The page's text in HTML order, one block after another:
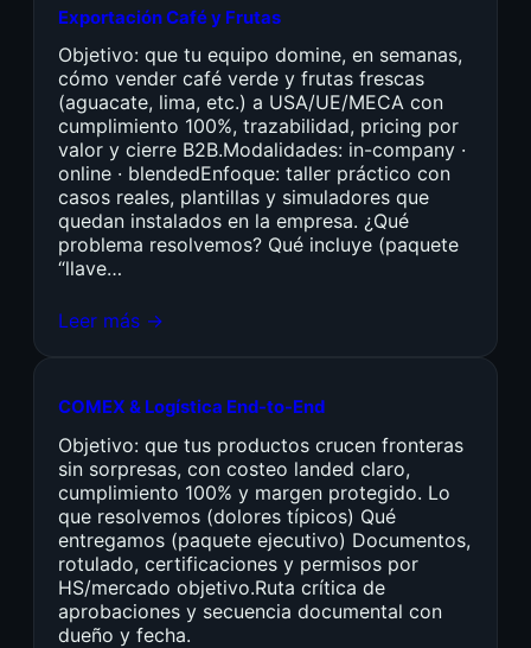
Exportación Café y Frutas
Objetivo: que tu equipo domine, en semanas,
cómo vender café verde y frutas frescas
(aguacate, lima, etc.) a USA/UE/MECA con
cumplimiento 100%, trazabilidad, pricing por
valor y cierre B2B.Modalidades: in-company ·
online · blendedEnfoque: taller práctico con
casos reales, plantillas y simuladores que
quedan instalados en la empresa. ¿Qué
problema resolvemos? Qué incluye (paquete
“llave…
Leer más →
COMEX & Logística End-to-End
Objetivo: que tus productos crucen fronteras
sin sorpresas, con costeo landed claro,
cumplimiento 100% y margen protegido. Lo
que resolvemos (dolores típicos) Qué
entregamos (paquete ejecutivo) Documentos,
rotulado, certificaciones y permisos por
HS/mercado objetivo.Ruta crítica de
aprobaciones y secuencia documental con
dueño y fecha.